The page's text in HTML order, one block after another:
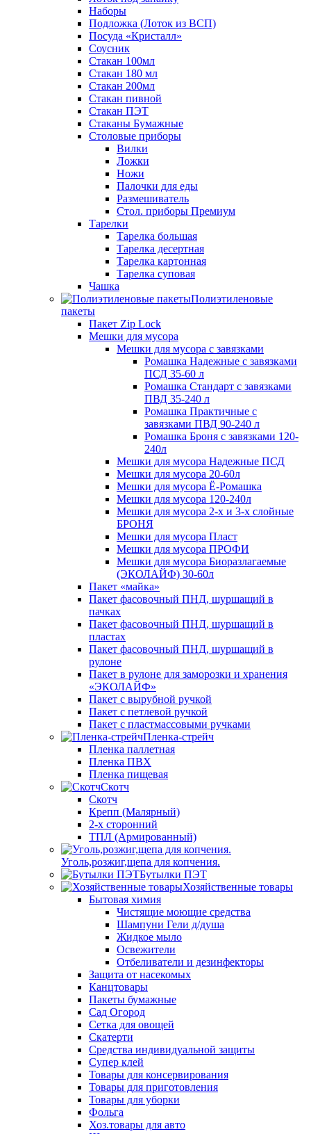
Наборы
Подложка (Лоток из ВСП)
Посуда «Кристалл»
Соусник
Стакан 100мл
Стакан 180 мл
Стакан 200мл
Стакан пивной
Стакан ПЭТ
Стаканы Бумажные
Столовые приборы
Вилки
Ложки
Ножи
Палочки для еды
Размешиватель
Стол. приборы Премиум
Тарелки
Тарелка большая
Тарелка десертная
Тарелка картонная
Тарелка суповая
Чашка
Полиэтиленовые
пакеты
Пакет Zip Lock
Мешки для мусора
Мешки для мусора с завязками
Ромашка Надежные с завязками
ПСД 35-60 л
Ромашка Стандарт с завязками
ПВД 35-240 л
Ромашка Практичные с
завязками ПВД 90-240 л
Ромашка Броня с завязками 120-
240л
Мешки для мусора Надежные ПСД
Мешки для мусора 20-60л
Мешки для мусора Ё-Ромашка
Мешки для мусора 120-240л
Мешки для мусора 2-х и 3-х слойные
БРОНЯ
Мешки для мусора Пласт
Мешки для мусора ПРОФИ
Мешки для мусора Биоразлагаемые
(ЭКОЛАЙФ) 30-60л
Пакет «майка»
Пакет фасовочный ПНД, шуршащий в
пачках
Пакет фасовочный ПНД, шуршащий в
пластах
Пакет фасовочный ПНД, шуршащий в
рулоне
Пакет в рулоне для заморозки и хранения
«ЭКОЛАЙФ»
Пакет с вырубной ручкой
Пакет с петлевой ручкой
Пакет с пластмассовыми ручками
Пленка-стрейч
Пленка паллетная
Пленка ПВХ
Пленка пищевая
Скотч
Скотч
Крепп (Малярный)
2-х сторонний
ТПЛ (Армированный)
Уголь,розжиг,щепа для копчения.
Бутылки ПЭТ
Хозяйственные товары
Бытовая химия
Чистящие моющие средства
Шампуни Гели д/душа
Жидкое мыло
Освежители
Отбеливатели и дезинфекторы
Защита от насекомых
Канцтовары
Пакеты бумажные
Сад Огород
Сетка для овощей
Скатерти
Средства индивидуальной защиты
Супер клей
Товары для консервирования
Товары для приготовления
Товары для уборки
Фольга
Хоз.товары для авто